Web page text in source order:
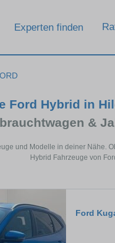
Experten finden
Ford Hybrid in
&
und Modelle in deiner Nähe.
Hybrid Fahrzeuge von
Ford